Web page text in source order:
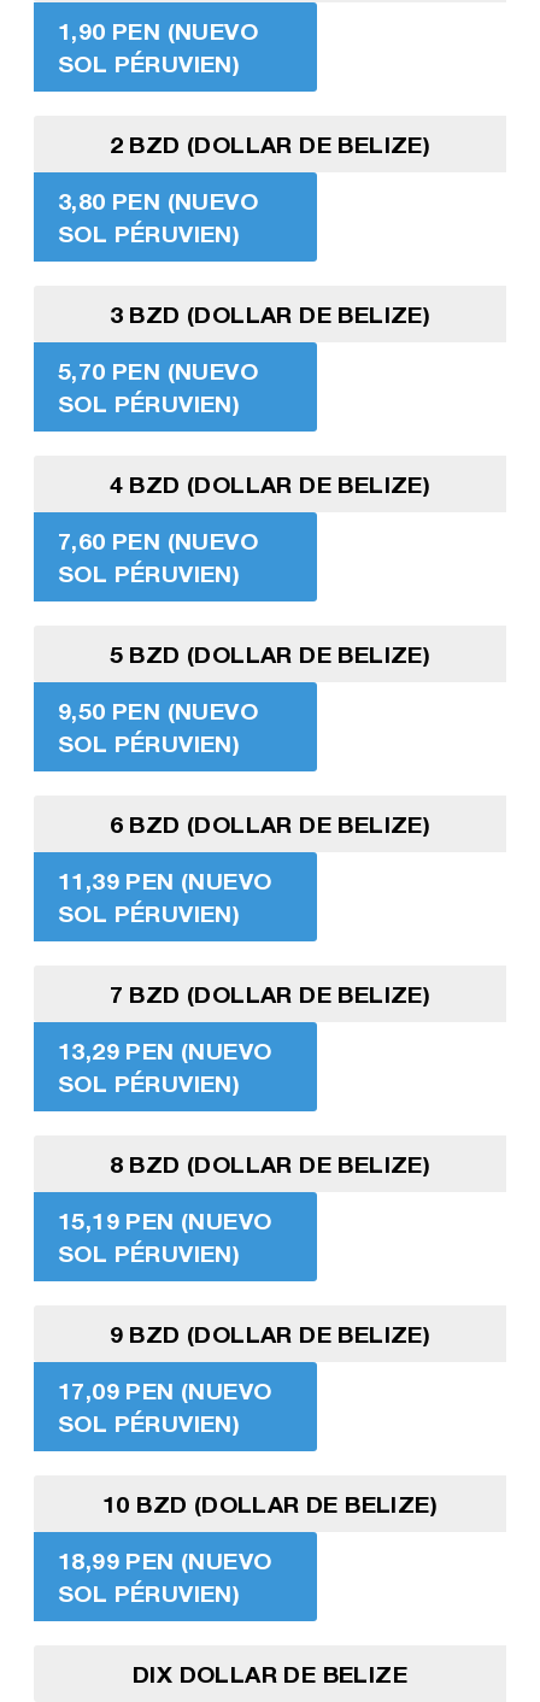
1,90 PEN (NUEVO
SOL PÉRUVIEN)
2 BZD (DOLLAR DE BELIZE)
3,80 PEN (NUEVO
SOL PÉRUVIEN)
3 BZD (DOLLAR DE BELIZE)
5,70 PEN (NUEVO
SOL PÉRUVIEN)
4 BZD (DOLLAR DE BELIZE)
7,60 PEN (NUEVO
SOL PÉRUVIEN)
5 BZD (DOLLAR DE BELIZE)
9,50 PEN (NUEVO
SOL PÉRUVIEN)
6 BZD (DOLLAR DE BELIZE)
11,39 PEN (NUEVO
SOL PÉRUVIEN)
7 BZD (DOLLAR DE BELIZE)
13,29 PEN (NUEVO
SOL PÉRUVIEN)
8 BZD (DOLLAR DE BELIZE)
15,19 PEN (NUEVO
SOL PÉRUVIEN)
9 BZD (DOLLAR DE BELIZE)
17,09 PEN (NUEVO
SOL PÉRUVIEN)
10 BZD (DOLLAR DE BELIZE)
18,99 PEN (NUEVO
SOL PÉRUVIEN)
DIX DOLLAR DE BELIZE